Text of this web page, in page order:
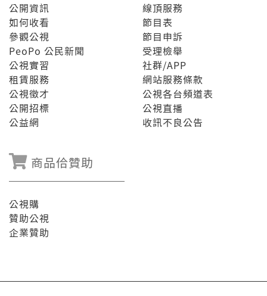
公開資訊
如何收看
參觀公視
PeoPo 公民新聞
公視實習
租賃服務
公視徵才
公開招標
公益網
線頂服務
節目表
節目申訴
受理檢舉
社群/APP
網站服務條款
公視各台頻道表
公視直播
收訊不良公告
商品佮贊助
公視購
贊助公視
企業贊助